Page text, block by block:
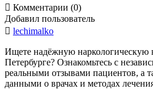
 Комментарии (0)
Добавил пользователь
 lechimalko
Ищете надёжную наркологическую
Петербурге? Ознакомьтесь с
реальными отзывами пациентов, а
данными о врачах и методах